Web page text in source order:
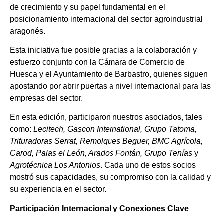
de crecimiento y su papel fundamental en el
posicionamiento internacional del sector agroindustrial
aragonés.
Esta iniciativa fue posible gracias a la colaboración y
esfuerzo conjunto con la Cámara de Comercio de
Huesca y el Ayuntamiento de Barbastro, quienes siguen
apostando por abrir puertas a nivel internacional para las
empresas del sector.
En esta edición, participaron nuestros asociados, tales
como: Lecitech, Gascon International, Grupo Tatoma,
Trituradoras Serrat, Remolques Beguer, BMC Agrícola,
Carod, Palas el León, Arados Fontán, Grupo Tenías y
Agrotécnica Los Antonios. Cada uno de estos socios
mostró sus capacidades, su compromiso con la calidad y
su experiencia en el sector.
Participación Internacional y Conexiones Clave